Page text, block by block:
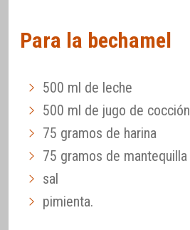
Para la bechamel
500 ml de leche
500 ml de jugo de cocción
75 gramos de harina
75 gramos de mantequilla
sal
pimienta.